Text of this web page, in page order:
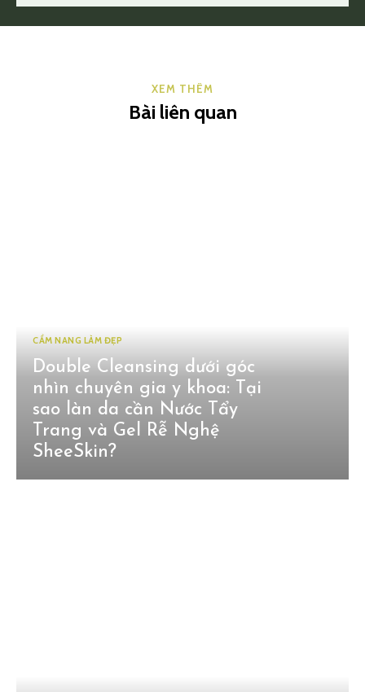
XEM THÊM
Bài liên quan
CẨM NANG LÀM ĐẸP
Double Cleansing dưới góc
nhìn chuyên gia y khoa: Tại
sao làn da cần Nước Tẩy
Trang và Gel Rễ Nghệ
SheeSkin?